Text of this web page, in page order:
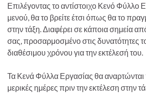
Επιλέγοντας το αντίστοιχο Κενό Φύλλο
μενού, θα το βρείτε έτσι όπως θα το
στην τάξη. Διαφέρει σε κάποια σημεία
σας, προσαρμοσμένο στις δυνατότητες
διαθέσιμου χρόνου για την εκτέλεσή του.
Τα Κενά Φύλλα Εργασίας θα αναρτώνται
μερικές ημέρες πριν την εκτέλεση στην